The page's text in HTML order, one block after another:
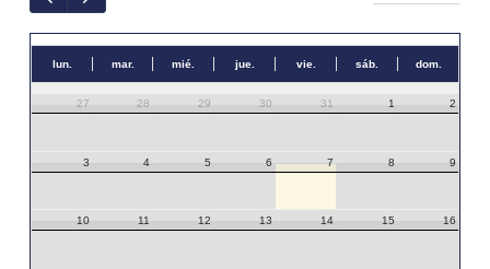
lun. mar. mié. jue. vie. sáb. dom.
27 28 29 30 31 1 2
3 4 5 6 7 8 9
10 11 12 13 14 15 16